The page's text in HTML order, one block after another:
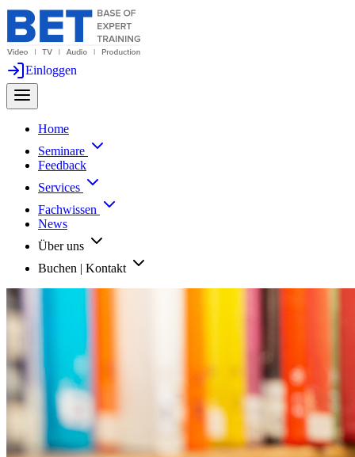
Einloggen
Home
Seminare
Feedback
Services
Fachwissen
News
Über uns
Buchen | Kontakt